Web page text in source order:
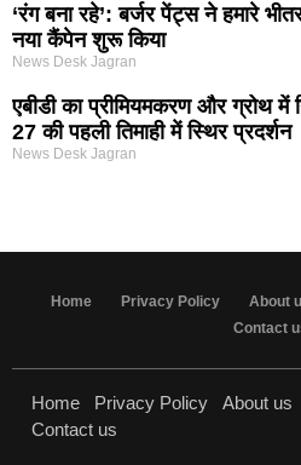
‘रंग बना रहे’: बर्जर पेंट्स ने हमारे
नया कैंपेन शुरू किया
News Desk Jagran
एबीडी का प्रीमियमकरण और ग्रोथ में
27 की पहली तिमाही में स्थिर प्रदर्शन
News Desk Jagran
Home Privacy Policy About
Contact
Home Privacy Policy About us
Contact us